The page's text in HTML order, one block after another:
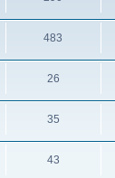
483
26
35
43